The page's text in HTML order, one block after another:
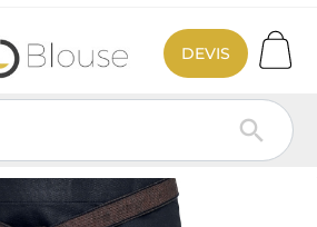

DEVIS
Service Accueil & Hôtelier
Tenue
serveuse